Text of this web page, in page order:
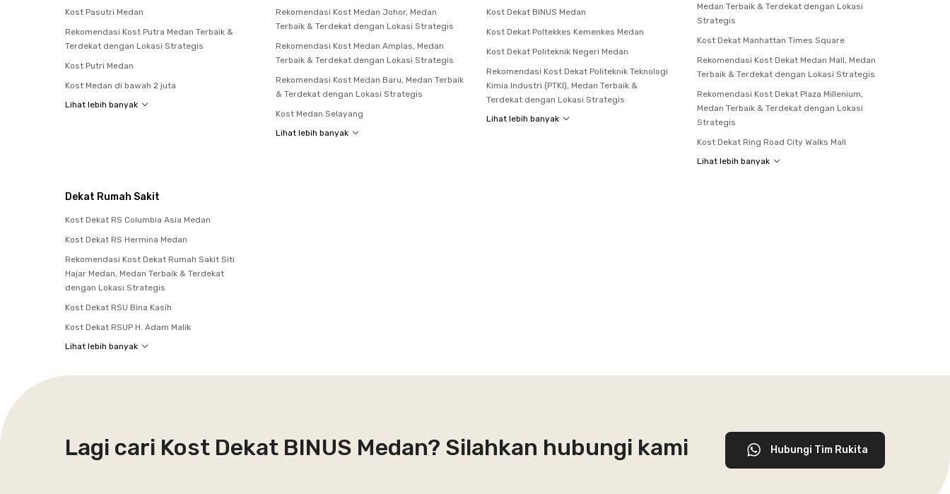
Kost Pasutri Medan
Rekomendasi Kost Putra Medan Terbaik &
Terdekat dengan Lokasi Strategis
Kost Putri Medan
Kost Medan di bawah 2 juta
Lihat lebih banyak
Rekomendasi Kost Medan Johor, Medan
Terbaik & Terdekat dengan Lokasi Strategis
Rekomendasi Kost Medan Amplas, Medan
Terbaik & Terdekat dengan Lokasi Strategis
Rekomendasi Kost Medan Baru, Medan Terbaik
& Terdekat dengan Lokasi Strategis
Kost Medan Selayang
Lihat lebih banyak
Kost Dekat BINUS Medan
Kost Dekat Poltekkes Kemenkes Medan
Kost Dekat Politeknik Negeri Medan
Rekomendasi Kost Dekat Politeknik Teknologi
Kimia Industri (PTKI), Medan Terbaik &
Terdekat dengan Lokasi Strategis
Lihat lebih banyak
Medan Terbaik & Terdekat dengan Lokasi
Strategis
Kost Dekat Manhattan Times Square
Rekomendasi Kost Dekat Medan Mall, Medan
Terbaik & Terdekat dengan Lokasi Strategis
Rekomendasi Kost Dekat Plaza Millenium,
Medan Terbaik & Terdekat dengan Lokasi
Strategis
Kost Dekat Ring Road City Walks Mall
Lihat lebih banyak
Dekat Rumah Sakit
Kost Dekat RS Columbia Asia Medan
Kost Dekat RS Hermina Medan
Rekomendasi Kost Dekat Rumah Sakit Siti
Hajar Medan, Medan Terbaik & Terdekat
dengan Lokasi Strategis
Kost Dekat RSU Bina Kasih
Kost Dekat RSUP H. Adam Malik
Lihat lebih banyak
Lagi cari Kost Dekat BINUS Medan? Silahkan hubungi kami Hubungi Tim Rukita